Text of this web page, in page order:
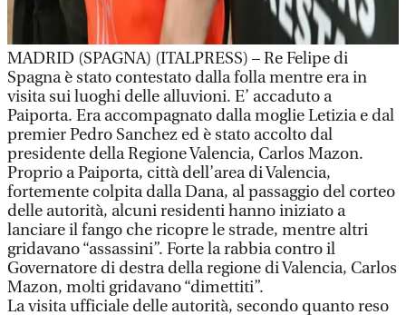
MADRID (SPAGNA) (ITALPRESS) – Re Felipe di
Spagna è stato contestato dalla folla mentre era in
visita sui luoghi delle alluvioni. E’ accaduto a
Paiporta. Era accompagnato dalla moglie Letizia e dal
premier Pedro Sanchez ed è stato accolto dal
presidente della Regione Valencia, Carlos Mazon.
Proprio a Paiporta, città dell’area di Valencia,
fortemente colpita dalla Dana, al passaggio del corteo
delle autorità, alcuni residenti hanno iniziato a
lanciare il fango che ricopre le strade, mentre altri
gridavano “assassini”. Forte la rabbia contro il
Governatore di destra della regione di Valencia, Carlos
Mazon, molti gridavano “dimettiti”.
La visita ufficiale delle autorità, secondo quanto reso